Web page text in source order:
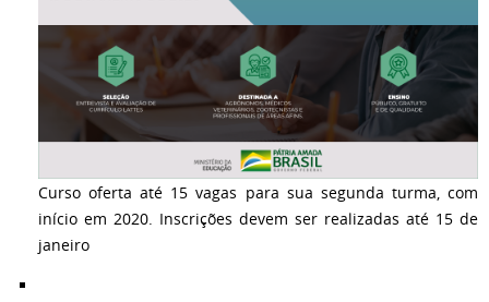
Curso oferta até 15 vagas para sua segunda turma, com
início em 2020. Inscrições devem ser realizadas até 15 de
janeiro